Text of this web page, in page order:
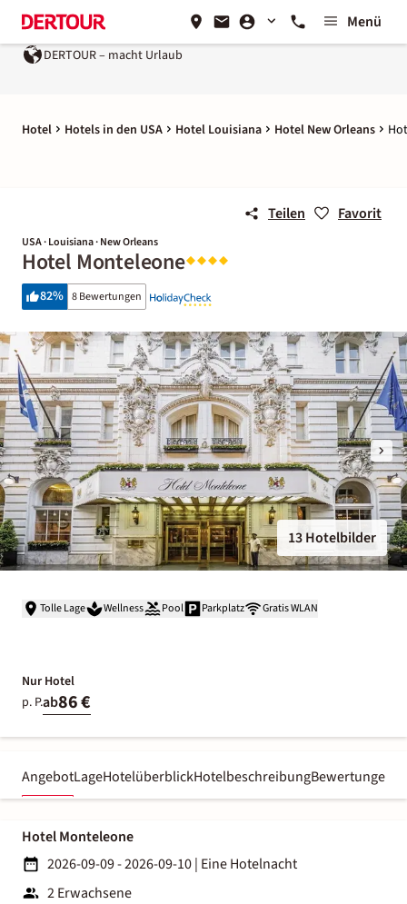
Menü
DERTOUR – macht Urlaub
Hotel Hotels in den USA Hotel Louisiana Hotel New Orleans
Teilen Favorit
USA · Louisiana · New Orleans
Hotel Monteleone
82% 8 Bewertungen
13 Hotelbilder
Tolle Lage Wellness Pool Parkplatz Gratis WLAN
Nur Hotel
p. P.ab86 €
AngebotLageHotelüberblickHotelbeschreibungBewertungen
Hotel Monteleone
2026-09-09 - 2026-09-10| Eine Hotelnacht
2 Erwachsene